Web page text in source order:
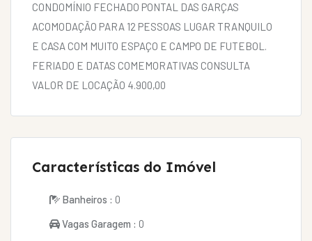
CONDOMÍNIO FECHADO PONTAL DAS GARÇAS
ACOMODAÇÃO PARA 12 PESSOAS LUGAR TRANQUILO
E CASA COM MUITO ESPAÇO E CAMPO DE FUTEBOL.
FERIADO E DATAS COMEMORATIVAS CONSULTA
VALOR DE LOCAÇÃO 4.900,00
Características do Imóvel
Banheiros : 0
Vagas Garagem : 0